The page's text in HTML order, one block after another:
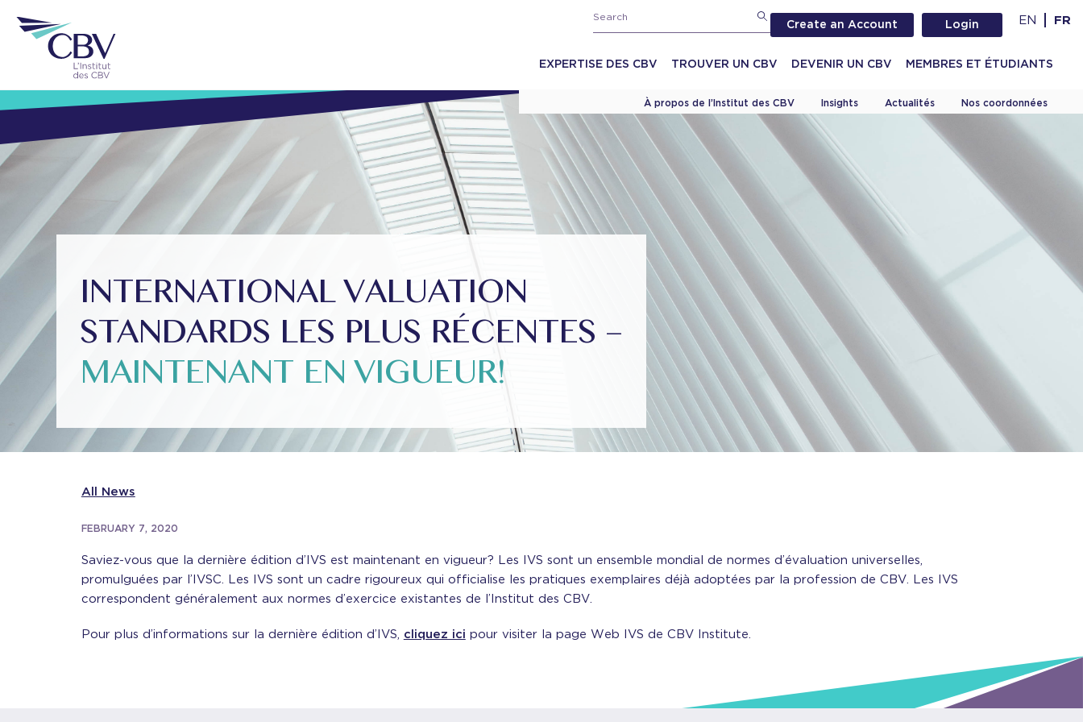
Create an Account Login EN FR
EXPERTISE DES CBV TROUVER UN CBV DEVENIR UN CBV MEMBRES ET ÉTUDIANTS
À propos de l’Institut des CBV Insights Actualités Nos coordonnées
INTERNATIONAL VALUATION
STANDARDS LES PLUS RÉCENTES –
MAINTENANT EN VIGUEUR!
All News
FEBRUARY 7, 2020
Saviez-vous que la dernière édition d’IVS est maintenant en vigueur? Les IVS sont un ensemble mondial de normes d’évaluation universelles,
promulguées par l’IVSC. Les IVS sont un cadre rigoureux qui officialise les pratiques exemplaires déjà adoptées par la profession de CBV. Les IVS
correspondent généralement aux normes d’exercice existantes de l’Institut des CBV.
Pour plus d’informations sur la dernière édition d’IVS, cliquez ici pour visiter la page Web IVS de CBV Institute.